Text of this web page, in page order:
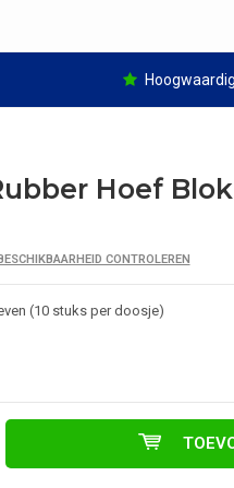
Hoef
CONTROLEREN
(10 stuks per doosje)